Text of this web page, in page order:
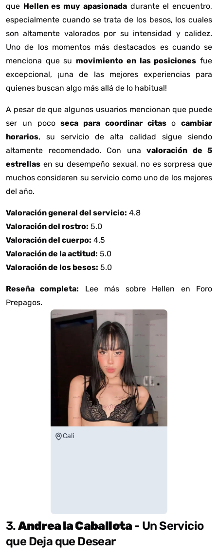
que Hellen es muy apasionadadurante el encuentro,
especialmente cuando se trata de los besos, los cuales
son altamente valorados por su intensidad y calidez.
Uno de los momentos más destacados es cuando se
menciona que su movimiento en las posiciones fue
excepcional, ¡una de las mejores experiencias para
quienes buscan algo más allá de lo habitual!
A pesar de que algunos usuarios mencionan que puede
ser un pocoseca para coordinar citaso cambiar
horarios, su servicio de alta calidad sigue siendo
altamente recomendado. Con una valoración de 5
estrellas en su desempeño sexual, no es sorpresa que
muchos consideren su servicio como uno de los mejores
del año.
Valoración general del servicio: 4.8
Valoración del rostro: 5.0
Valoración del cuerpo: 4.5
Valoración de la actitud: 5.0
Valoración de los besos: 5.0
Reseña completa:
Lee más sobre Hellen en Foro
Prepagos.
Cali
3.Andrea la Caballota - Un Servicio
que Deja que Desear